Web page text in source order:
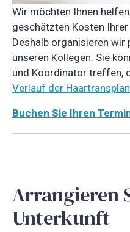
Wir möchten Ihnen
geschätzten Kosten
Deshalb organisieren
unseren Kollegen. Sie
und Koordinator treffen,
Verlauf der
Buchen Sie Ihren
Arrangieren
Unterkunft